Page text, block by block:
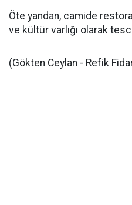
Öte yandan, camide
ve kültür varlığı olarak
(Gökten Ceylan - Refik